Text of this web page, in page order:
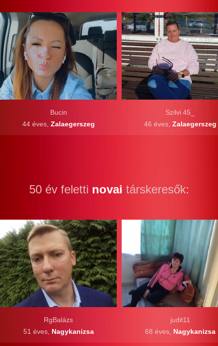
Bucin
44 éves, Zalaegerszeg
Szilvi 45_
46 éves, Zalaegerszeg
50 év feletti novai társkeresők:
judit11
68 éves, Nagykanizsa
RgBalázs
51 éves, Nagykanizsa